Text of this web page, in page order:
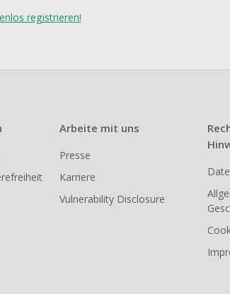
registrieren!
Arbeite mit uns
Presse
Karriere
Vulnerability Disclosure